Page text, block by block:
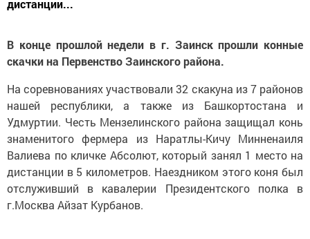
дистанции...
В конце прошлой недели в г. Заинск прошли конные
скачки на Первенство Заинского района.
На соревнованиях участвовали 32 скакуна из 7 районов
нашей республики, а также из Башкортостана и
Удмуртии. Честь Мензелинского района защищал конь
знаменитого фермера из Наратлы-Кичу Минненаиля
Валиева по кличке Абсолют, который занял 1 место на
дистанции в 5 километров. Наездником этого коня был
отслуживший в кавалерии Президентского полка в
г.Москва Айзат Курбанов.